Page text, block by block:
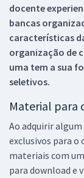
docente
bancas
características
organização de
uma tem a sua
seletivos.
Material para
Ao adquirir algum
exclusivos para o
materiais com
para download e